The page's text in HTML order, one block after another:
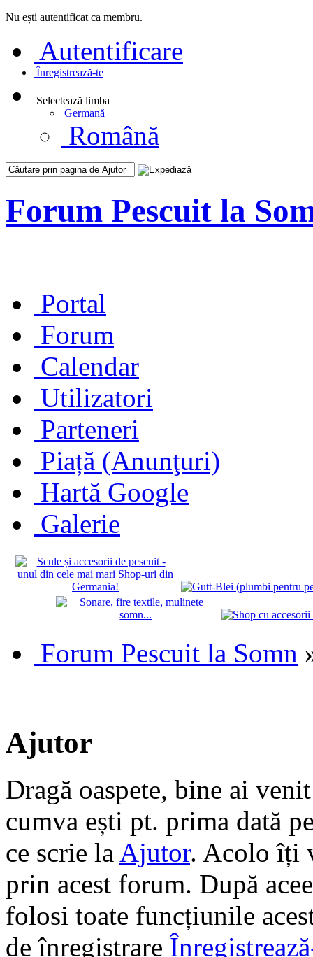
Nu ești autentificat ca membru.
Autentificare
Înregistrează-te
Selectează limba
Germană
Română
Forum Pescuit la
Portal
Forum
Calendar
Utilizatori
Parteneri
Piață (Anunţuri)
Hartă Google
Galerie
Forum Pescuit la Somn
Ajutor
Dragă oaspete, bine ai
cumva ești pt. prima dată
ce scrie la Ajutor. Acolo îți
prin acest forum. După
folosi toate funcțiunile
de înregistrare